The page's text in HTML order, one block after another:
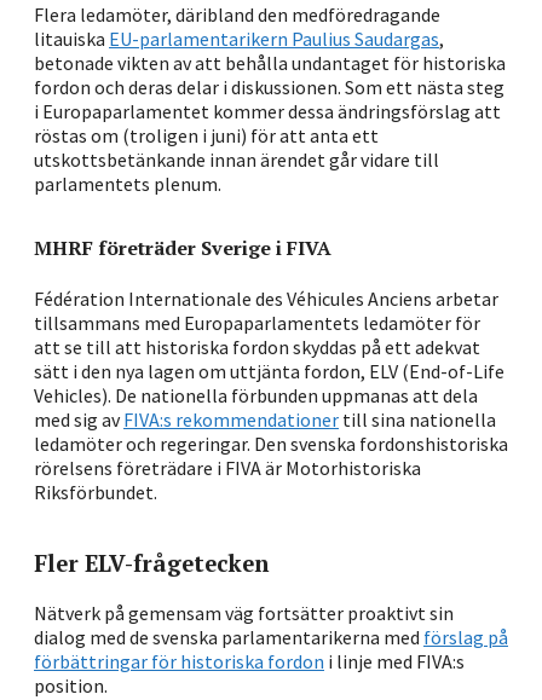
Flera ledamöter, däribland den medföredragande
litauiska EU-parlamentarikern Paulius Saudargas,
betonade vikten av att behålla undantaget för historiska
fordon och deras delar i diskussionen. Som ett nästa steg
i Europaparlamentet kommer dessa ändringsförslag att
röstas om (troligen i juni) för att anta ett
utskottsbetänkande innan ärendet går vidare till
parlamentets plenum.
MHRF företräder Sverige i FIVA
Fédération Internationale des Véhicules Anciens arbetar
tillsammans med Europaparlamentets ledamöter för
att se till att historiska fordon skyddas på ett adekvat
sätt i den nya lagen om uttjänta fordon, ELV (End-of-Life
Vehicles). De nationella förbunden uppmanas att dela
med sig avFIVA:s rekommendationer till sina nationella
ledamöter och regeringar. Den svenska fordonshistoriska
rörelsens företrädare i FIVA är Motorhistoriska
Riksförbundet.
Fler ELV-frågetecken
Nätverk på gemensam väg fortsätter proaktivt sin
dialog med de svenska parlamentarikerna med förslag på
förbättringar för historiska fordon i linje med FIVA:s
position.